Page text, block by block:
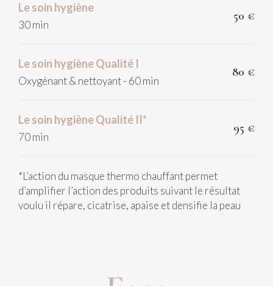
Le soin hygiène
30 min
50 €
Le soin hygiène Qualité I
Oxygénant & nettoyant - 60 min
80 €
Le soin hygiène Qualité II*
70 min
95 €
*L’action du masque thermo chauffant permet
d’amplifier l’action des produits suivant le résultat
voulu il répare, cicatrise, apaise et densifie la peau